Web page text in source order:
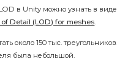
в Unity можно узнать в
of Detail (LOD) for meshes
около 150 тыс. треугольников.
была небольшой.